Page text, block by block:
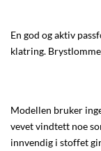
En god og aktiv
klatring.
Modellen bruker
vevet vindtett noe
innvendig i stoffet